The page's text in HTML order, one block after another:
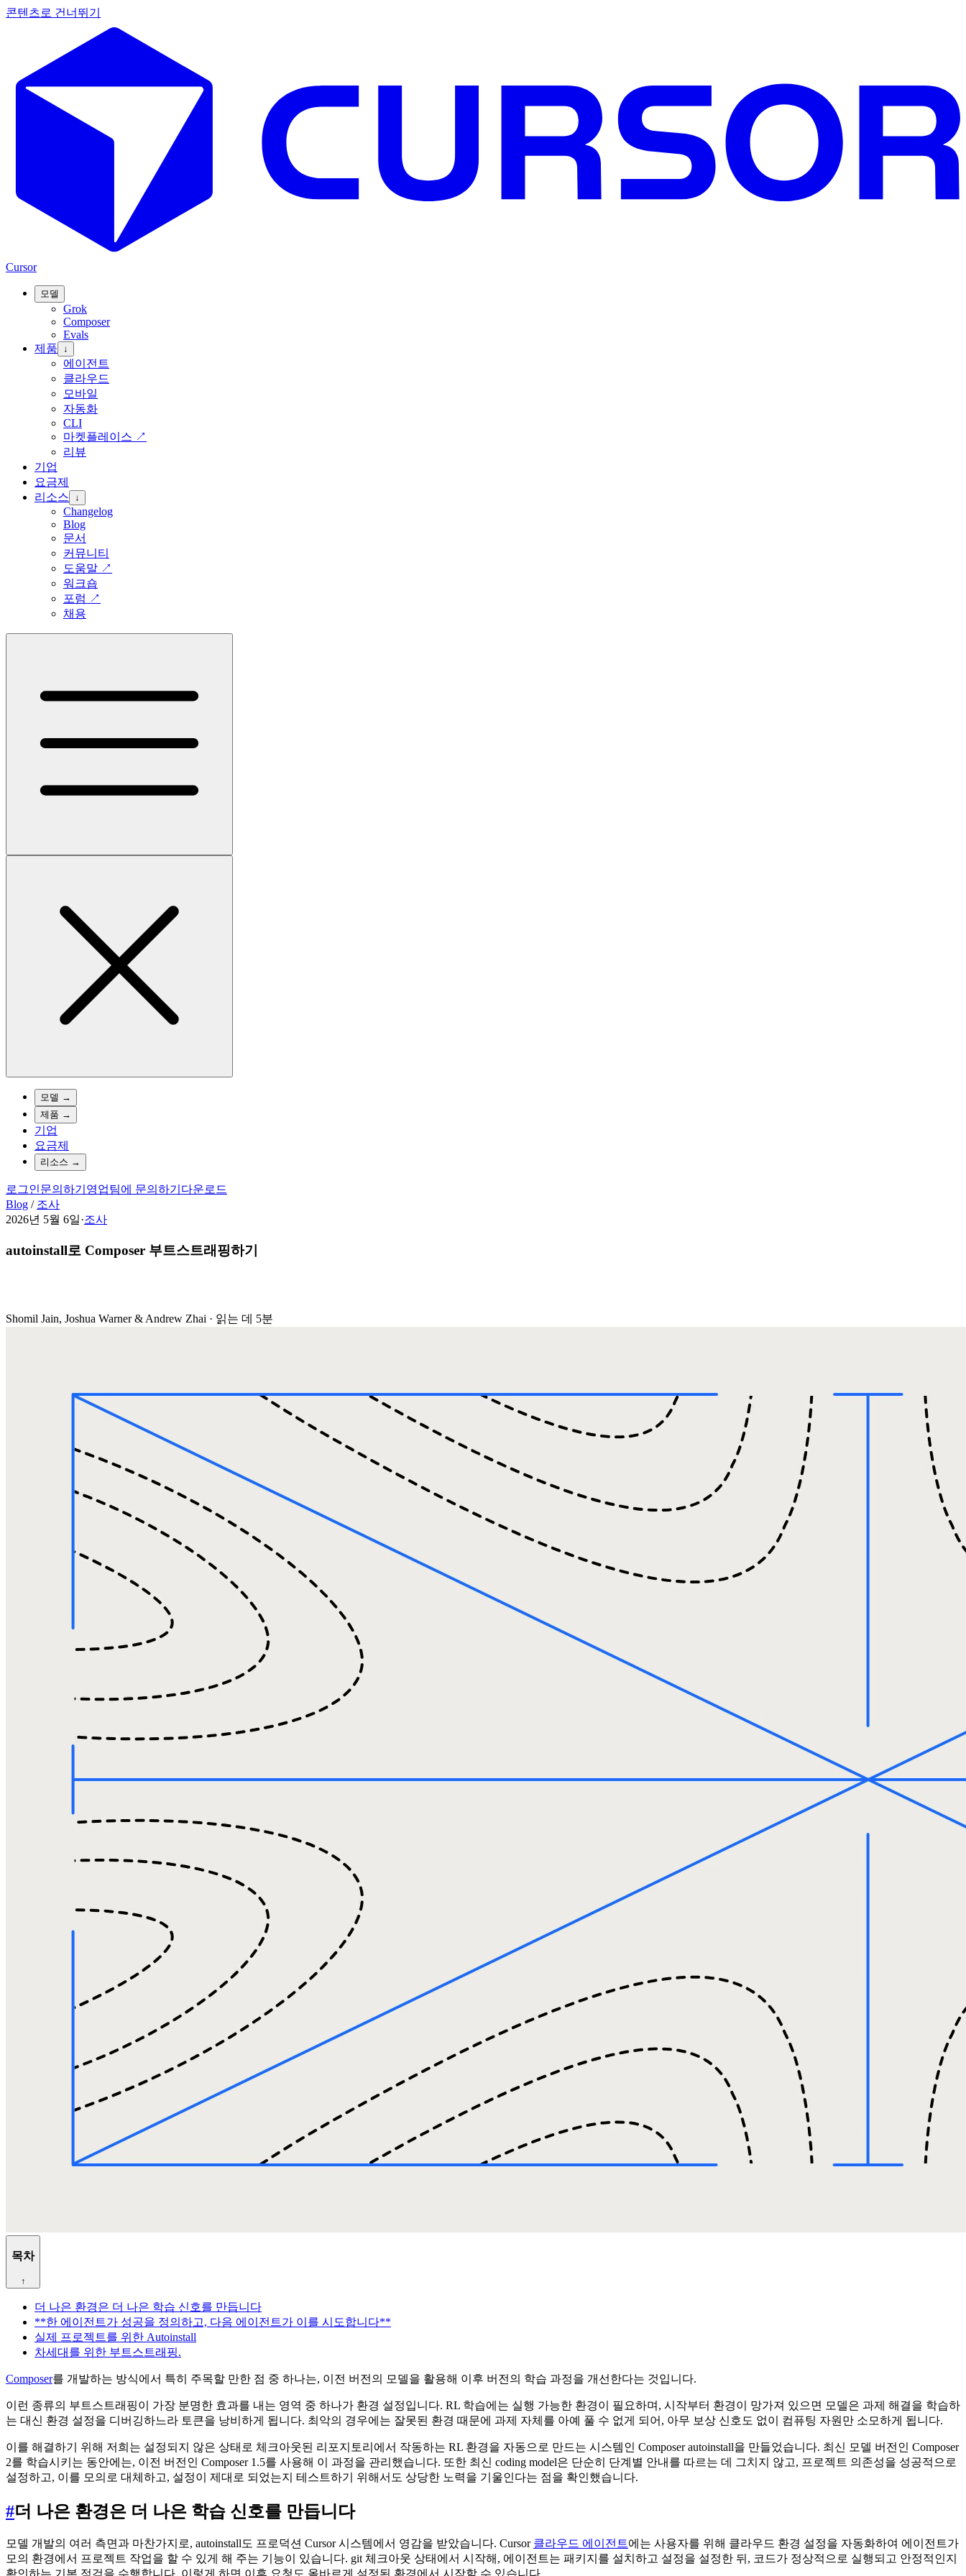
콘텐츠로 건너뛰기
Cursor
모델
Grok
Composer
Evals
제품
↓
에이전트
클라우드
모바일
자동화
CLI
마켓플레이스 ↗
리뷰
기업
요금제
리소스
↓
Changelog
Blog
문서
커뮤니티
도움말 ↗
워크숍
포럼 ↗
채용
모델 →
제품 →
기업
요금제
리소스 →
로그인문의하기 영업팀에 문의하기 다운로드
Blog / 조사
2026년 5월 6일·조사
autoinstall로 Composer 부트스트래핑하기
Shomil Jain, Joshua Warner & Andrew Zhai · 읽는 데 5분
목차
↑
더 나은 환경은 더 나은 학습 신호를 만듭니다
**한 에이전트가 성공을 정의하고, 다음 에이전트가 이를 시도합니다**
실제 프로젝트를 위한 Autoinstall
차세대를 위한 부트스트래핑.
Composer를 개발하는 방식에서 특히 주목할 만한 점 중 하나는, 이전 버전의 모델을 활용해 이후 버전의 학습 과정을 개선한다는 것입니다.
이런 종류의 부트스트래핑이 가장 분명한 효과를 내는 영역 중 하나가 환경 설정입니다. RL 학습에는 실행 가능한 환경이 필요하며, 시작부터 환경이 망가져 있으면 모델은 과제 해결을 학습하
는 대신 환경 설정을 디버깅하느라 토큰을 낭비하게 됩니다. 최악의 경우에는 잘못된 환경 때문에 과제 자체를 아예 풀 수 없게 되어, 아무 보상 신호도 없이 컴퓨팅 자원만 소모하게 됩니다.
이를 해결하기 위해 저희는 설정되지 않은 상태로 체크아웃된 리포지토리에서 작동하는 RL 환경을 자동으로 만드는 시스템인 Composer autoinstall을 만들었습니다. 최신 모델 버전인 Composer
2를 학습시키는 동안에는, 이전 버전인 Composer 1.5를 사용해 이 과정을 관리했습니다. 또한 최신 coding model은 단순히 단계별 안내를 따르는 데 그치지 않고, 프로젝트 의존성을 성공적으로
설정하고, 이를 모의로 대체하고, 설정이 제대로 되었는지 테스트하기 위해서도 상당한 노력을 기울인다는 점을 확인했습니다.
#더 나은 환경은 더 나은 학습 신호를 만듭니다
모델 개발의 여러 측면과 마찬가지로, autoinstall도 프로덕션 Cursor 시스템에서 영감을 받았습니다. Cursor 클라우드 에이전트에는 사용자를 위해 클라우드 환경 설정을 자동화하여 에이전트가
모의 환경에서 프로젝트 작업을 할 수 있게 해 주는 기능이 있습니다. git 체크아웃 상태에서 시작해, 에이전트는 패키지를 설치하고 설정을 설정한 뒤, 코드가 정상적으로 실행되고 안정적인지